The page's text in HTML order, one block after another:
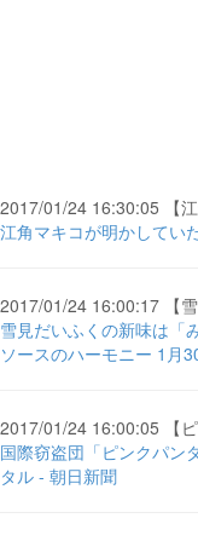
2017/01/24 16:30:05 【江
江角マキコが明かしてい
2017/01/24 16:00:17 【雪
雪見だいふくの新味は「
ソースのハーモニー 1月
2017/01/24 16:00:05 【ピ
国際窃盗団「ピンクパン
タル - 朝日新聞